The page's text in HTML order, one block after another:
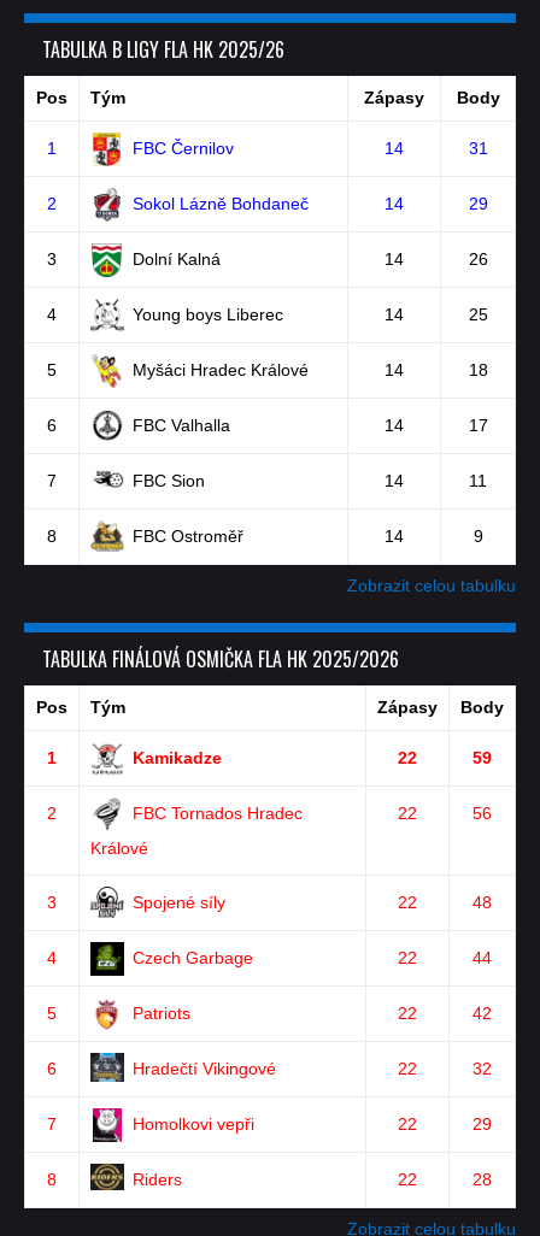
TABULKA B LIGY FLA HK 2025/26
Pos Tým Zápasy Body
1 FBC Černilov 14 31
2 Sokol Lázně Bohdaneč 14 29
3 Dolní Kalná 14 26
4 Young boys Liberec 14 25
5 Myšáci Hradec Králové 14 18
6 FBC Valhalla 14 17
7 FBC Sion 14 11
8 FBC Ostroměř 14 9
Zobrazit celou tabulku
TABULKA FINÁLOVÁ OSMIČKA FLA HK 2025/2026
Pos Tým Zápasy Body
1 Kamikadze 22 59
2
FBC Tornados Hradec
Králové
22 56
3 Spojené síly 22 48
4 Czech Garbage 22 44
5 Patriots 22 42
6 Hradečtí Vikingové 22 32
7 Homolkovi vepři 22 29
8 Riders 22 28
Zobrazit celou tabulku